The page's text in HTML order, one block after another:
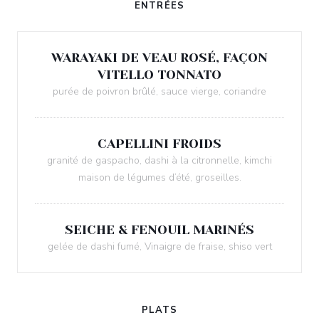
ENTRÉES
WARAYAKI DE VEAU ROSÉ, FAÇON
VITELLO TONNATO
purée de poivron brûlé, sauce vierge, coriandre
CAPELLINI FROIDS
granité de gaspacho, dashi à la citronnelle, kimchi
maison de légumes d’été, groseilles.
SEICHE & FENOUIL MARINÉS
gelée de dashi fumé, Vinaigre de fraise, shiso vert
PLATS